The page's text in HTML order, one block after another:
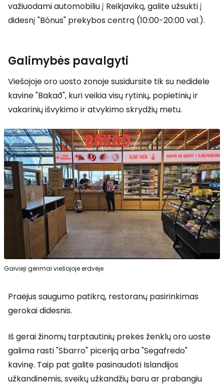
važiuodami automobiliu į Reikjaviką, galite užsukti į
didesnį "Bónus" prekybos centrą (10:00-20:00 val.).
Galimybės pavalgyti
Viešojoje oro uosto zonoje susidursite tik su nedidele
kavine "Bakað", kuri veikia visų rytinių, popietinių ir
vakarinių išvykimo ir atvykimo skrydžių metu.
Gaivieji gėrimai viešojoje erdvėje
Praėjus saugumo patikrą, restoranų pasirinkimas
gerokai didesnis.
Iš gerai žinomų tarptautinių prekės ženklų oro uoste
galima rasti "Sbarro" piceriją arba "Segafredo"
kavinę. Taip pat galite pasinaudoti Islandijos
užkandinėmis, sveikų užkandžių baru ar prabangiu